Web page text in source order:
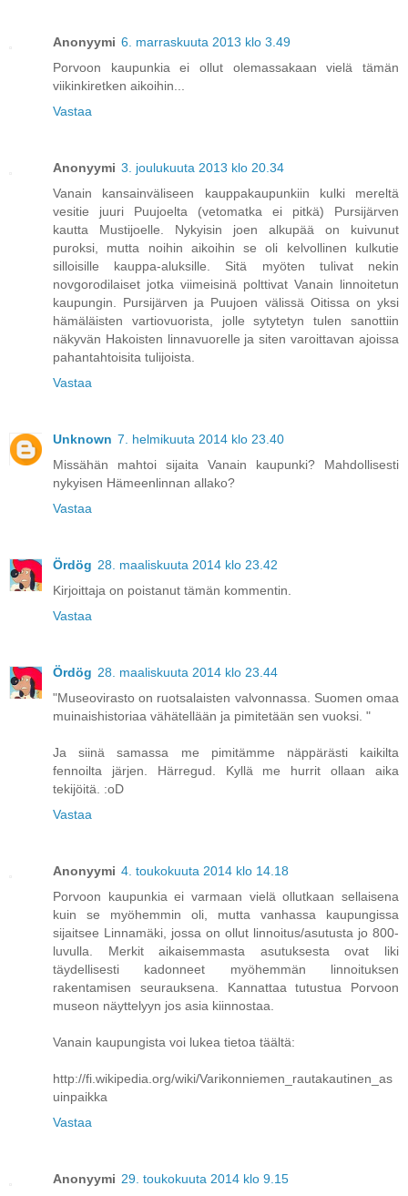
Anonyymi 6. marraskuuta 2013 klo 3.49
Porvoon kaupunkia ei ollut olemassakaan vielä tämän
viikinkiretken aikoihin...
Vastaa
Anonyymi 3. joulukuuta 2013 klo 20.34
Vanain kansainväliseen kauppakaupunkiin kulki mereltä
vesitie juuri Puujoelta (vetomatka ei pitkä) Pursijärven
kautta Mustijoelle. Nykyisin joen alkupää on kuivunut
puroksi, mutta noihin aikoihin se oli kelvollinen kulkutie
silloisille kauppa-aluksille. Sitä myöten tulivat nekin
novgorodilaiset jotka viimeisinä polttivat Vanain linnoitetun
kaupungin. Pursijärven ja Puujoen välissä Oitissa on yksi
hämäläisten vartiovuorista, jolle sytytetyn tulen sanottiin
näkyvän Hakoisten linnavuorelle ja siten varoittavan ajoissa
pahantahtoisita tulijoista.
Vastaa
Unknown 7. helmikuuta 2014 klo 23.40
Missähän mahtoi sijaita Vanain kaupunki? Mahdollisesti
nykyisen Hämeenlinnan allako?
Vastaa
Ördög 28. maaliskuuta 2014 klo 23.42
Kirjoittaja on poistanut tämän kommentin.
Vastaa
Ördög 28. maaliskuuta 2014 klo 23.44
"Museovirasto on ruotsalaisten valvonnassa. Suomen omaa
muinaishistoriaa vähätellään ja pimitetään sen vuoksi. "
Ja siinä samassa me pimitämme näppärästi kaikilta
fennoilta järjen. Härregud. Kyllä me hurrit ollaan aika
tekijöitä. :oD
Vastaa
Anonyymi 4. toukokuuta 2014 klo 14.18
Porvoon kaupunkia ei varmaan vielä ollutkaan sellaisena
kuin se myöhemmin oli, mutta vanhassa kaupungissa
sijaitsee Linnamäki, jossa on ollut linnoitus/asutusta jo 800-
luvulla. Merkit aikaisemmasta asutuksesta ovat liki
täydellisesti kadonneet myöhemmän linnoituksen
rakentamisen seurauksena. Kannattaa tutustua Porvoon
museon näyttelyyn jos asia kiinnostaa.
Vanain kaupungista voi lukea tietoa täältä:
http://fi.wikipedia.org/wiki/Varikonniemen_rautakautinen_as
uinpaikka
Vastaa
Anonyymi 29. toukokuuta 2014 klo 9.15